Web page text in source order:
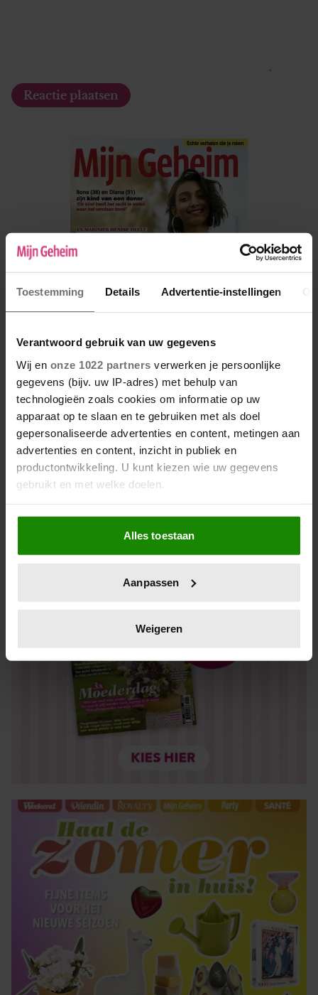
Toestemming Details Advertentie-instellingen
Verantwoord gebruik van uw gegevens
Wij en onze 1022 partners verwerken je persoonlijke
gegevens (bijv. uw IP-adres) met behulp van
technologieën zoals cookies om informatie op uw
apparaat op te slaan en te gebruiken met als doel
gepersonaliseerde advertenties en content, metingen aan
advertenties en content, inzicht in publiek en
productontwikkeling. U kunt kiezen wie uw gegevens
gebruikt en met welke doelen.
Als u het toestaat, willen we ook graag:
Informatie verzamelen over uw geografische locatie,
die tot een paar meter nauwkeurig kan zijn
op specifieke eigenschappen (fingerprinting)
verwerkt en stel uw voorkeuren in het
intrekken in de Cookieverklaring.
We gebruiken cookies om content en advertenties te
personaliseren, om functies voor social media te bieden
en om ons websiteverkeer te analyseren. Ook delen we
partners voor social media, adverteren en analyse. Deze
verzameld op basis van uw gebruik van hun services. U
gaat akkoord met onze cookies als u onze website blijft
gebruiken.
Alles toestaan
Aanpassen
Weigeren
De nieuwe Mijn Geheim ligt nu in de winkel
Abonneren
Digitaal lezen
Los kopen